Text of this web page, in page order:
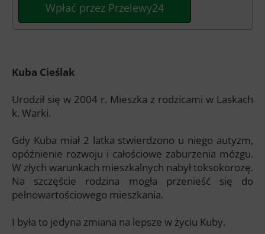
Wpłać przez Przelewy24
Kuba Cieślak
Urodził się w 2004 r. Mieszka z rodzicami w Laskach
k. Warki.
Gdy Kuba miał 2 latka stwierdzono u niego autyzm,
opóźnienie rozwoju i całościowe zaburzenia mózgu.
W złych warunkach mieszkalnych nabył toksokorozę.
Na szczęście rodzina mogła przenieść się do
pełnowartościowego mieszkania.
I była to jedyna zmiana na lepsze w życiu Kuby.